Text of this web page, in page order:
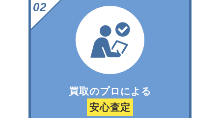
買取のプロによる
安心査定